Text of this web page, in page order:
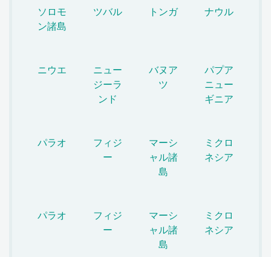
ソロモ
ン諸島
ツバル トンガ ナウル
ニウエ
ニュー
ジーラ
ンド
バヌア
ツ
パプア
ニュー
ギニア
パラオ
フィジ
ー
マーシ
ャル諸
島
ミクロ
ネシア
パラオ
フィジ
ー
マーシ
ャル諸
島
ミクロ
ネシア